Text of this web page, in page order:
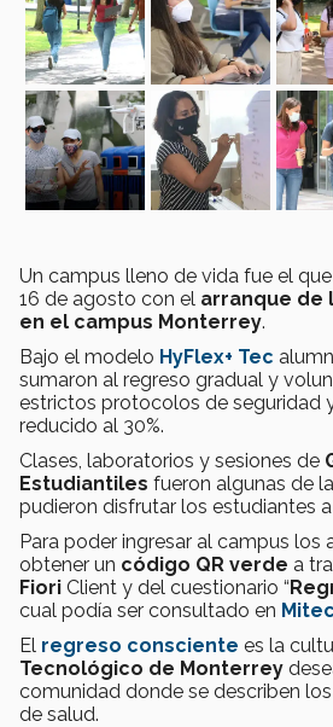
Un campus lleno de vida fue el
16 de agosto con el arranque de
en el campus Monterrey.
Bajo el modelo HyFlex+ Tec
sumaron al regreso gradual y
estrictos protocolos de seguridad
reducido al 30%.
Clases, laboratorios y sesiones de
Estudiantiles fueron algunas de
pudieron disfrutar los estudiantes
Para poder ingresar al campus los
obtener un código QR verde a
Fiori Client y del cuestionario “
cual podía ser consultado en Mitec
El regreso consciente es la
Tecnológico de Monterrey
comunidad donde se describen
de salud.